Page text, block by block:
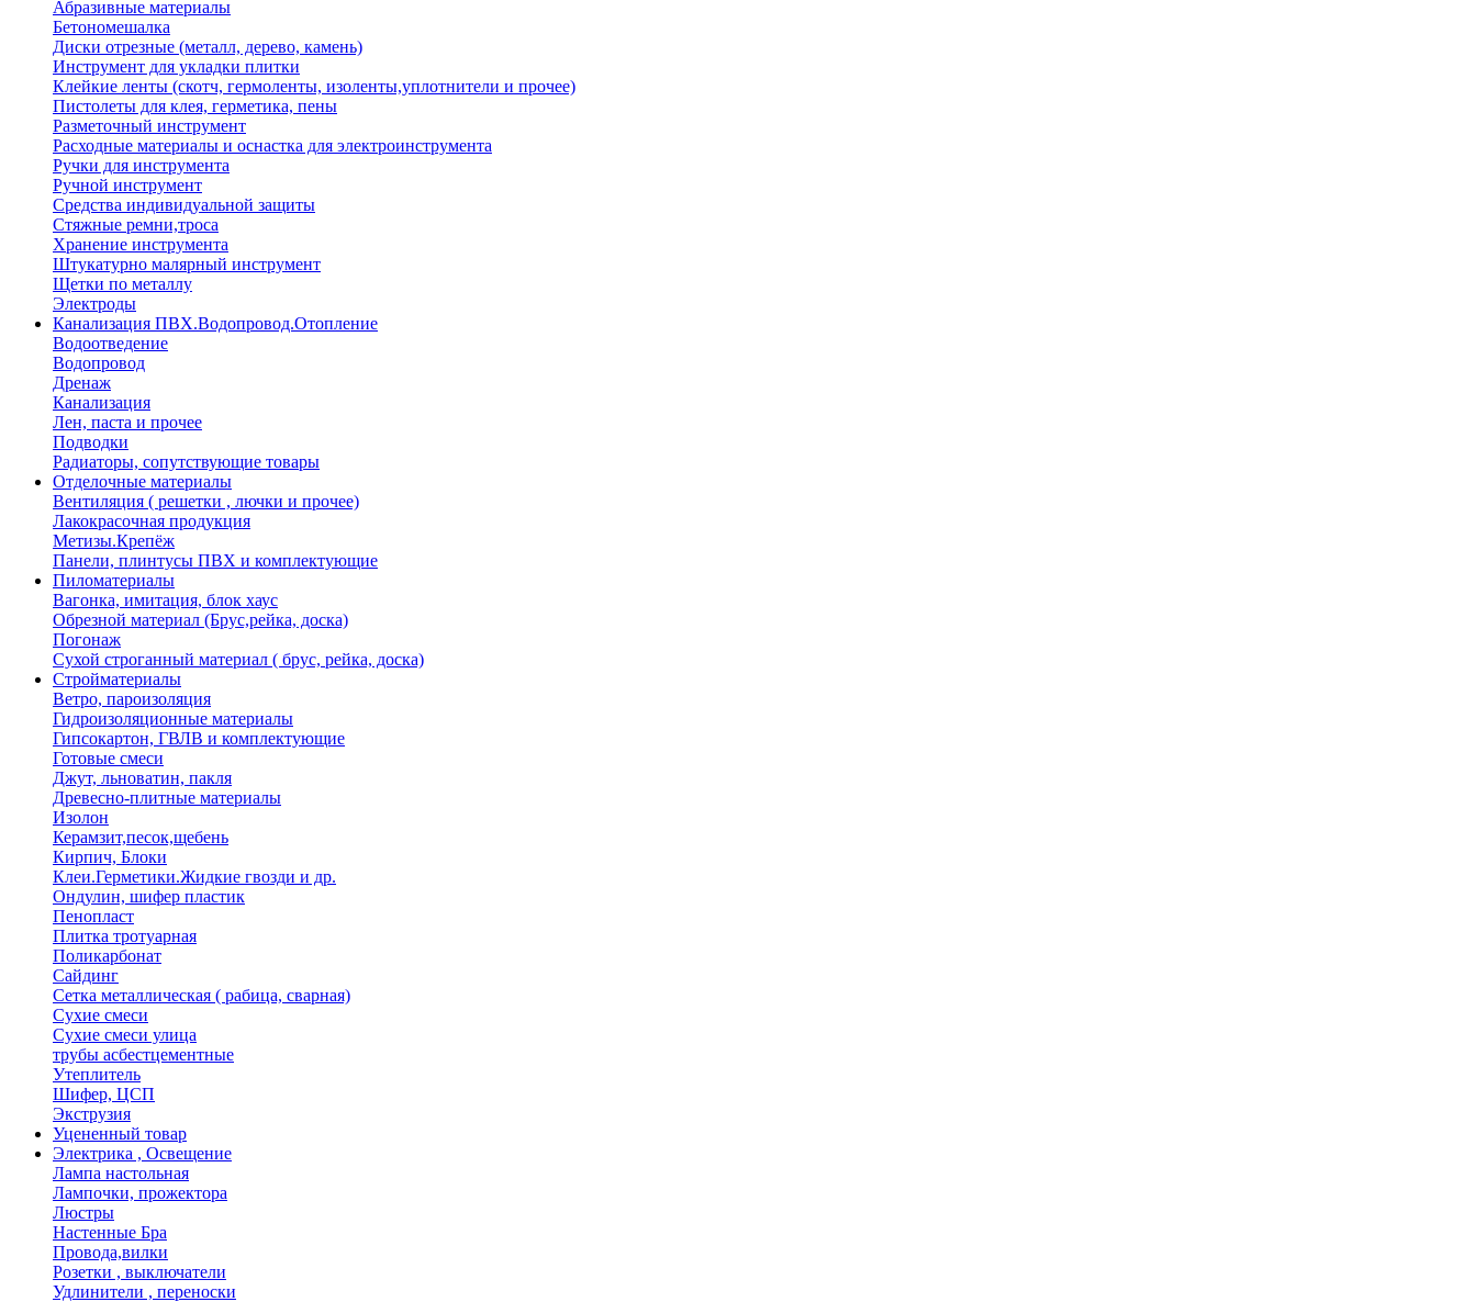
Абразивные материалы
Бетономешалка
Диски отрезные (металл, дерево, камень)
Инструмент для укладки плитки
Клейкие ленты (скотч, гермоленты, изоленты,уплотнители и прочее)
Пистолеты для клея, герметика, пены
Разметочный инструмент
Расходные материалы и оснастка для электроинструмента
Ручки для инструмента
Ручной инструмент
Средства индивидуальной защиты
Стяжные ремни,троса
Хранение инструмента
Штукатурно малярный инструмент
Щетки по металлу
Электроды
Канализация ПВХ.Водопровод.Отопление
Водоотведение
Водопровод
Дренаж
Канализация
Лен, паста и прочее
Подводки
Радиаторы, сопутствующие товары
Отделочные материалы
Вентиляция ( решетки , лючки и прочее)
Лакокрасочная продукция
Метизы.Крепёж
Панели, плинтусы ПВХ и комплектующие
Пиломатериалы
Вагонка, имитация, блок хаус
Обрезной материал (Брус,рейка, доска)
Погонаж
Сухой строганный материал ( брус, рейка, доска)
Стройматериалы
Ветро, пароизоляция
Гидроизоляционные материалы
Гипсокартон, ГВЛВ и комплектующие
Готовые смеси
Джут, льноватин, пакля
Древесно-плитные материалы
Изолон
Керамзит,песок,щебень
Кирпич, Блоки
Клеи.Герметики.Жидкие гвозди и др.
Ондулин, шифер пластик
Пенопласт
Плитка тротуарная
Поликарбонат
Сайдинг
Сетка металлическая ( рабица, сварная)
Сухие смеси
Сухие смеси улица
трубы асбестцементные
Утеплитель
Шифер, ЦСП
Экструзия
Уцененный товар
Электрика , Освещение
Лампа настольная
Лампочки, прожектора
Люстры
Настенные Бра
Провода,вилки
Розетки , выключатели
Удлинители , переноски